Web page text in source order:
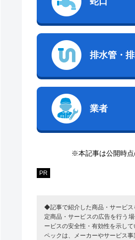
排水管・
業者
※本記事は公開時点
PR
◆記事で紹介した商品・サービ
定商品・サービスの広告を行う
ービスの安全性・有効性を示し
ペックは、メーカーやサービス